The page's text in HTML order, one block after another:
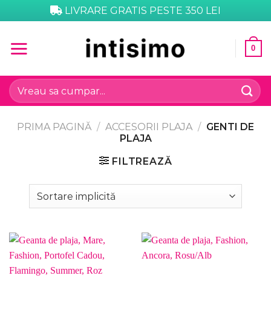
to
LIVRARE GRATIS PESTE 350 LEI
0
Caută
după:
PRIMA PAGINĂ / ACCESORII PLAJA / GENTI DE
PLAJA
FILTREAZĂ